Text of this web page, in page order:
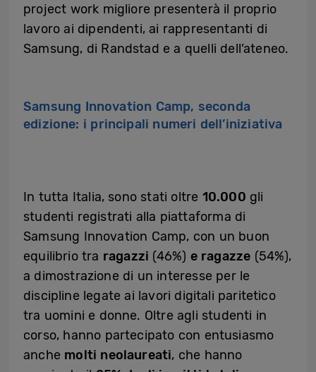
project work migliore presenterà il proprio
lavoro ai dipendenti, ai rappresentanti di
Samsung, di Randstad e a quelli dell’ateneo.
Samsung Innovation Camp, seconda
edizione: i principali numeri dell’iniziativa
In tutta Italia, sono stati oltre 10.000 gli
studenti registrati alla piattaforma di
Samsung Innovation Camp, con un buon
equilibrio tra ragazzi (46%) e ragazze (54%),
a dimostrazione di un interesse per le
discipline legate ai lavori digitali paritetico
tra uomini e donne. Oltre agli studenti in
corso, hanno partecipato con entusiasmo
anche molti neolaureati, che hanno